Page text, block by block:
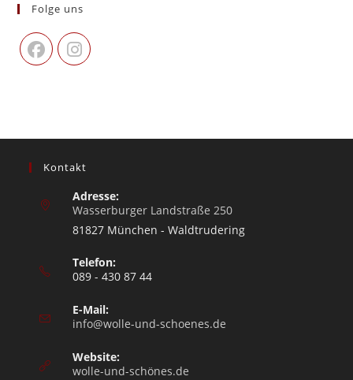
Folge uns
Kontakt
Adresse:
Wasserburger Landstraße 250
81827 München - Waldtrudering
Telefon:
089 - 430 87 44
E-Mail:
info@wolle-und-schoenes.de
Website:
wolle-und-schönes.de